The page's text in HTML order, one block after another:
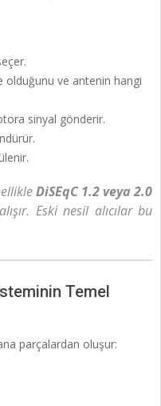
olduğunu ve antenin hangi
sinyal gönderir.
DiSEqC 1.2 veya 2.0
Eski nesil alıcılar bu
Temel
parçalardan oluşur: